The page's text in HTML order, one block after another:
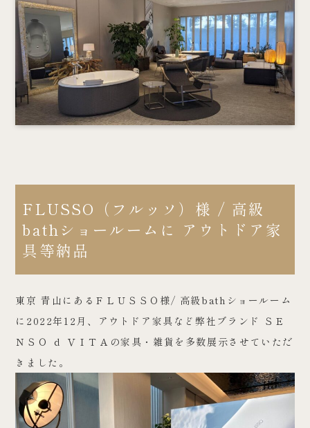
FLUSSO（フルッソ）様 / 高級
bathショールームに アウトドア家
具等納品
東京 青山にあるＦＬＵＳＳＯ様/ 高級bathショールーム
に2022年12月、アウトドア家具など弊社ブランド ＳＥ
ＮＳＯ ｄ ＶＩＴＡの家具・雑貨を多数展示させていただ
きました。